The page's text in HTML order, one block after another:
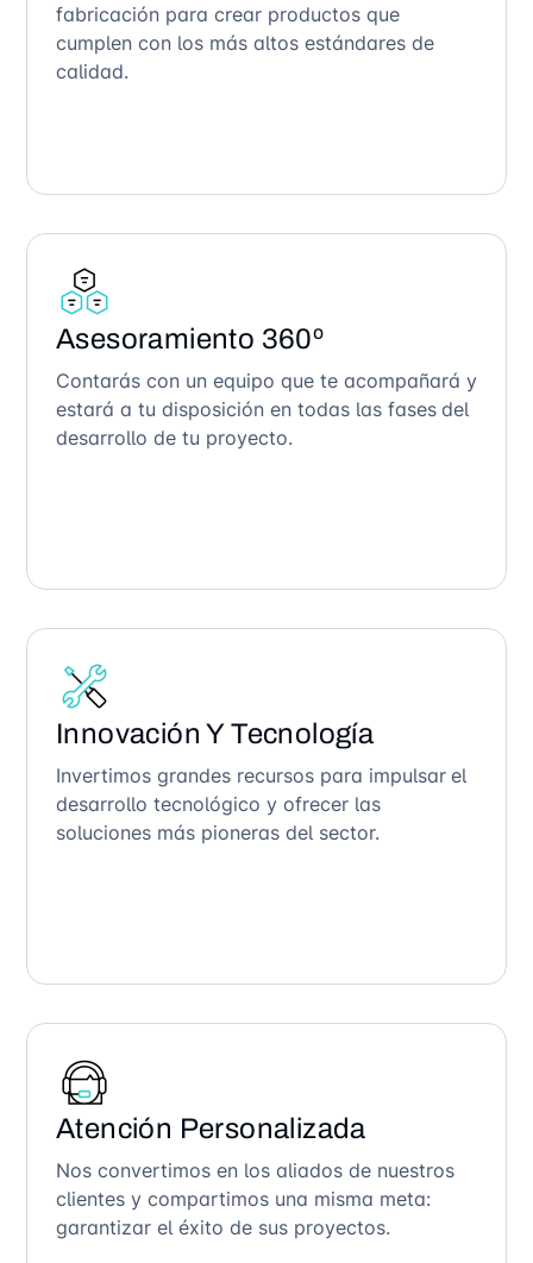
fabricación para crear productos que
cumplen con los más altos estándares de
calidad.
Asesoramiento 360º
Contarás con un equipo que te acompañará y
estará a tu disposición en todas las fases del
desarrollo de tu proyecto.
Innovación Y Tecnología
Invertimos grandes recursos para impulsar el
desarrollo tecnológico y ofrecer las
soluciones más pioneras del sector.
Atención Personalizada
Nos convertimos en los aliados de nuestros
clientes y compartimos una misma meta:
garantizar el éxito de sus proyectos.